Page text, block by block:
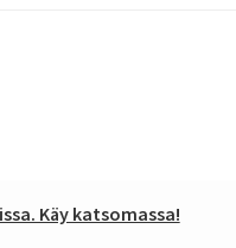
Käy katsomassa!